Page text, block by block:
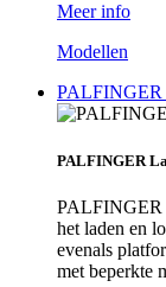
Meer info
Modellen
PALFINGER
PALFINGER
PALFINGER
het laden en
evenals
met beperkte